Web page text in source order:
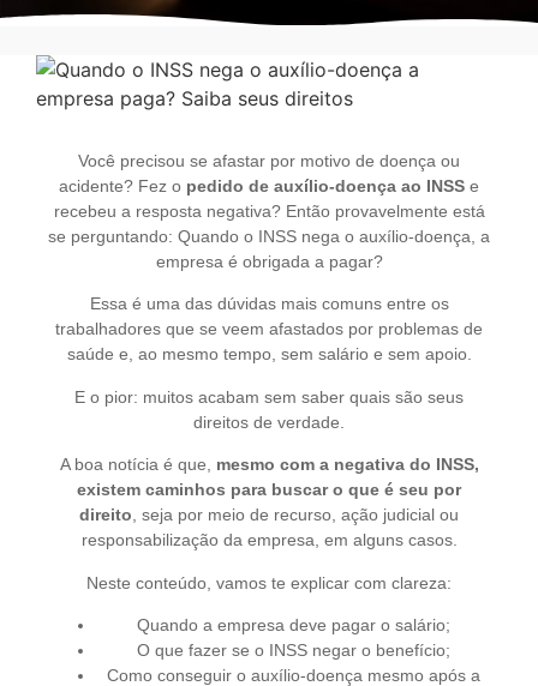
Você precisou se afastar por motivo de doença ou
acidente? Fez o pedido de auxílio-doença ao INSS e
recebeu a resposta negativa? Então provavelmente está
se perguntando: Quando o INSS nega o auxílio-doença, a
empresa é obrigada a pagar?
Essa é uma das dúvidas mais comuns entre os
trabalhadores que se veem afastados por problemas de
saúde e, ao mesmo tempo, sem salário e sem apoio.
E o pior: muitos acabam sem saber quais são seus
direitos de verdade.
A boa notícia é que,
mesmo com a negativa do INSS,
existem caminhos para buscar o que é seu por
direito , seja por meio de recurso, ação judicial ou
responsabilização da empresa, em alguns casos.
Neste conteúdo, vamos te explicar com clareza:
Quando a empresa deve pagar o salário;
O que fazer se o INSS negar o benefício;
Como conseguir o auxílio-doença mesmo após a